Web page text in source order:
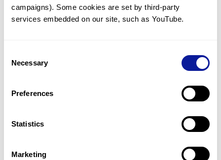
campaigns). Some cookies are set by third-party
services embedded on our site, such as YouTube.
Selection
Necessary
Preferences
Statistics
Marketing
문의하기
미진단된 경우에 재분석을 통해 후속 케어를 받을 수 있습니다.
최신 유전학 정보 제공
블로그와 뉴스레터를 통해 최신 유전학 정보를 제공해 드립니다.